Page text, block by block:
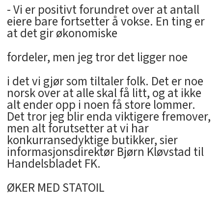
- Vi er positivt forundret over at antall
eiere bare fortsetter å vokse. En ting er
at det gir økonomiske
fordeler, men jeg tror det ligger noe
i det vi gjør som tiltaler folk. Det er noe
norsk over at alle skal få litt, og at ikke
alt ender opp i noen få store lommer.
Det tror jeg blir enda viktigere fremover,
men alt forutsetter at vi har
konkurransedyktige butikker, sier
informasjonsdirektør Bjørn Kløvstad til
Handelsbladet FK.
ØKER MED STATOIL